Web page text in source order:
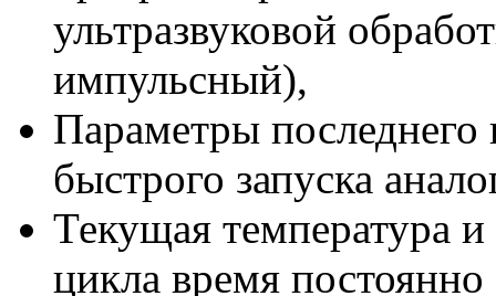
ультразвуковой
импульсный),
Параметры последнего
быстрого запуска
Текущая температура
цикла время